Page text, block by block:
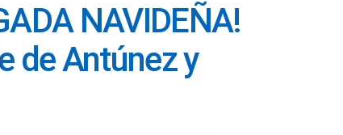
NAVIDEÑA!
de Antúnez y